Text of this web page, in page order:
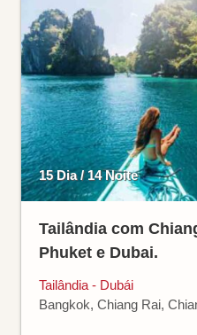
15 Dia / 14 Noite
Tailândia com
Phuket e Dubai.
Tailândia - Dubái
Bangkok, Chiang Rai,